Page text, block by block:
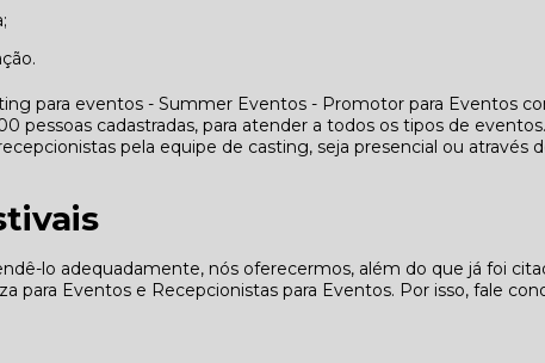
para eventos - Summer Eventos - Promotor para Eventos
pessoas cadastradas, para atender a todos os tipos de eventos.
pela equipe de casting, seja presencial ou através
lo adequadamente, nós oferecermos, além do que já foi
para Eventos e Recepcionistas para Eventos. Por isso, fale